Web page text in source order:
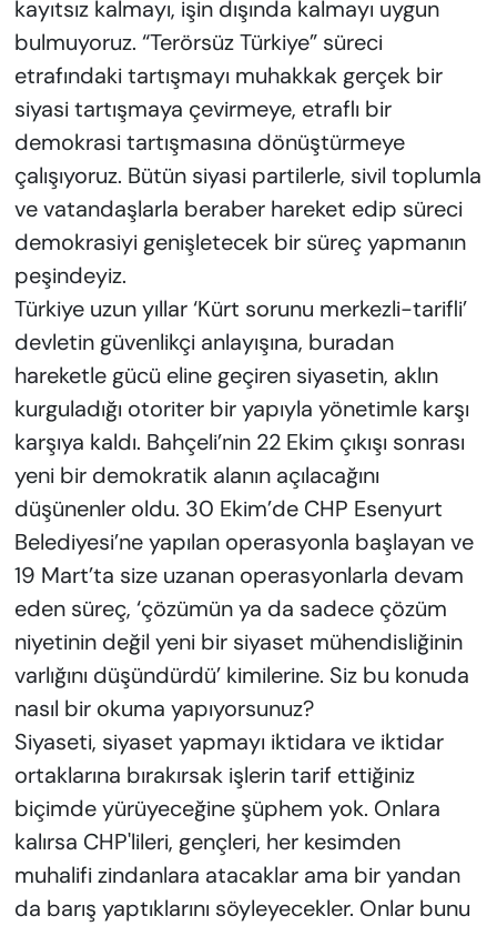
kayıtsız kalmayı, işin dışında kalmayı uygun
bulmuyoruz. “Terörsüz Türkiye” süreci
etrafındaki tartışmayı muhakkak gerçek bir
siyasi tartışmaya çevirmeye, etraflı bir
demokrasi tartışmasına dönüştürmeye
çalışıyoruz. Bütün siyasi partilerle, sivil toplumla
ve vatandaşlarla beraber hareket edip süreci
demokrasiyi genişletecek bir süreç yapmanın
peşindeyiz.
Türkiye uzun yıllar ‘Kürt sorunu merkezli-tarifli’
devletin güvenlikçi anlayışına, buradan
hareketle gücü eline geçiren siyasetin, aklın
kurguladığı otoriter bir yapıyla yönetimle karşı
karşıya kaldı. Bahçeli’nin 22 Ekim çıkışı sonrası
yeni bir demokratik alanın açılacağını
düşünenler oldu. 30 Ekim’de CHP Esenyurt
Belediyesi’ne yapılan operasyonla başlayan ve
19 Mart’ta size uzanan operasyonlarla devam
eden süreç, ‘çözümün ya da sadece çözüm
niyetinin değil yeni bir siyaset mühendisliğinin
varlığını düşündürdü’ kimilerine. Siz bu konuda
nasıl bir okuma yapıyorsunuz?
Siyaseti, siyaset yapmayı iktidara ve iktidar
ortaklarına bırakırsak işlerin tarif ettiğiniz
biçimde yürüyeceğine şüphem yok. Onlara
kalırsa CHP'lileri, gençleri, her kesimden
muhalifi zindanlara atacaklar ama bir yandan
da barış yaptıklarını söyleyecekler. Onlar bunu